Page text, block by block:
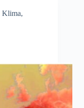
Klima,